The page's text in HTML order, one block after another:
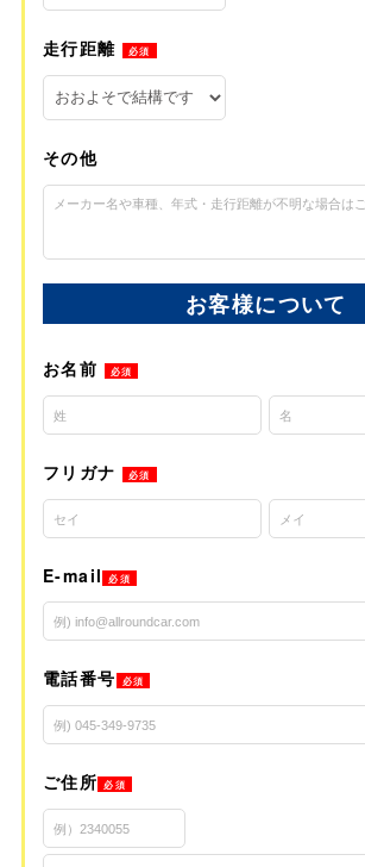
走行距離 必須
その他
お客様について
お名前 必須
フリガナ 必須
E-mail 必須
電話番号 必須
ご住所 必須